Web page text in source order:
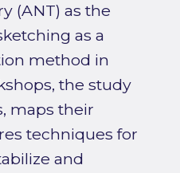
(ANT) as the
as a
method in
the study
maps their
techniques for
and